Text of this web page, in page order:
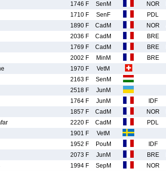
1746 F SenM NOR
1710 F SenF PDL
1890 F CadM NOR
2036 F CadM BRE
1769 F CadM BRE
2002 F MinM BRE
1970 F
VetM
2163 F
SenM
2518 F
JunM
1764 F JunM IDF
1857 F CadM NOR
2220 F CadM PDL
1901 F
VetM
1952 F PouM IDF
2073 F JunM BRE
1994 F SepM NOR